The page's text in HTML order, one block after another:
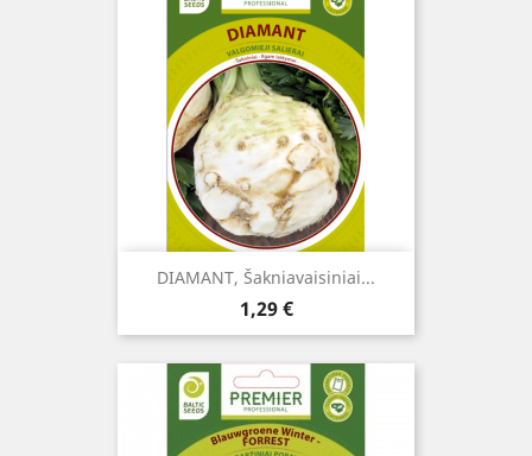
DIAMANT, Šakniavaisiniai...
Kaina
1,29 €